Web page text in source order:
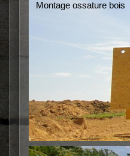
Montage ossature bois